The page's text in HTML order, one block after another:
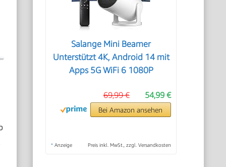
Salange Mini Beamer
Unterstützt 4K, Android 14 mit
Apps 5G WiFi 6 1080P
54,99 €
69,99 €
Bei Amazon ansehen
* Anzeige Preis inkl. MwSt., zzgl. Versandkosten